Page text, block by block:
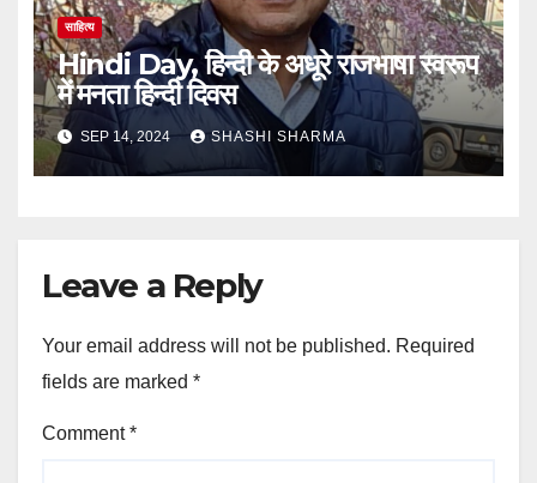
साहित्य
Hindi Day, हिन्दी के अधूरे राजभाषा स्वरूप
में मनता हिन्दी दिवस
SEP 14, 2024 SHASHI SHARMA
Leave a Reply
Your email address will not be published. Required
fields are marked *
Comment*